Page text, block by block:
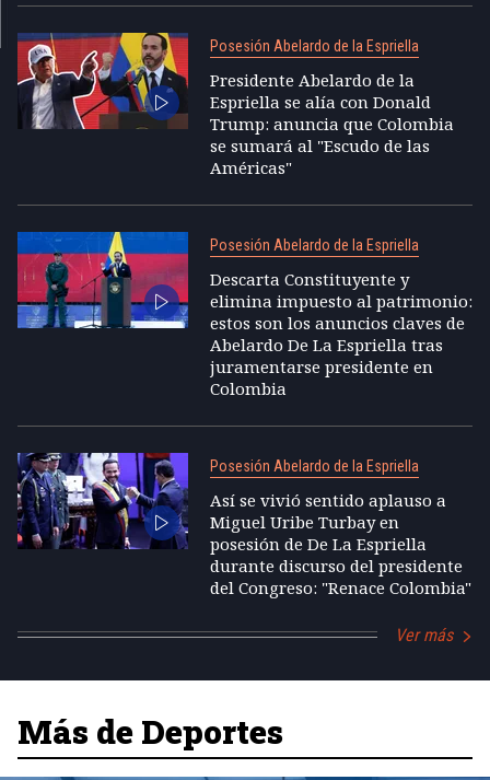
Posesión Abelardo de la Espriella
Presidente Abelardo de la
Espriella se alía con Donald
Trump: anuncia que Colombia
se sumará al "Escudo de las
Américas"
Posesión Abelardo de la Espriella
Descarta Constituyente y
elimina impuesto al patrimonio:
estos son los anuncios claves de
Abelardo De La Espriella tras
juramentarse presidente en
Colombia
Posesión Abelardo de la Espriella
Así se vivió sentido aplauso a
Miguel Uribe Turbay en
posesión de De La Espriella
durante discurso del presidente
del Congreso: "Renace Colombia"
Ver más
Más de Deportes